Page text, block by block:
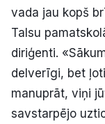
vada jau kopš
Talsu
diriģenti.
delverīgi, bet
manuprāt, viņi
savstarpējo